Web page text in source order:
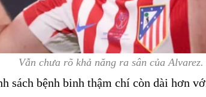
Vẫn chưa rõ khả năng ra sân của Alvarez.
sách bệnh binh thậm chí còn dài hơn